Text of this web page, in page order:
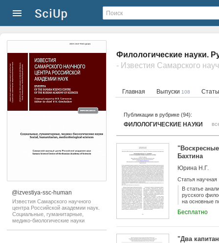
@izvestiya-ssc-human
Известия Самарского научного
центра Российской академии наук.
Социальные, гуманитарные,
медико-биологические науки
Филологические науки.
Главная Выпуски 108
Публикации в рубрике (94):
ФИЛОЛОГИЧЕСКИЕ НАУКИ
Бахтина
Юрина Н.Г.
Статья научная
В статье
русского
на основные
характер
языкознания
серьезный
Бесплатно
"Два